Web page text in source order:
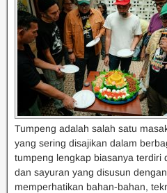
Tumpeng adalah salah satu
yang sering disajikan dalam
tumpeng lengkap biasanya terdiri
dan sayuran yang disusun
memperhatikan bahan-bahan,